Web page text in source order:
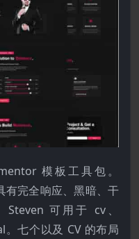
模板工具包。
有完全响应、黑暗、干
可用于 cv、
七个以及 CV 的布局